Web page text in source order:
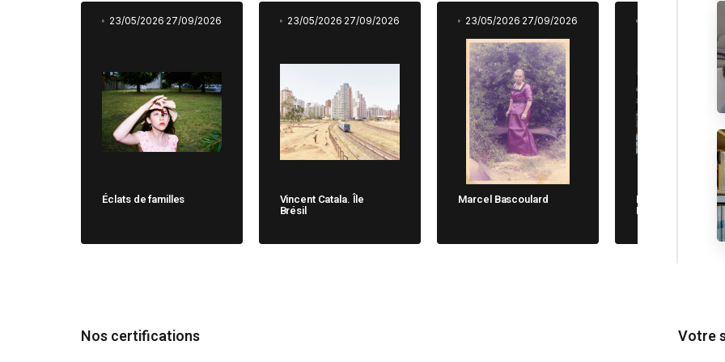
23/05/2026 27/09/2026
Éclats de familles
23/05/2026 27/09/2026
Vincent Catala. Île
Brésil
23/05/2026 27/09/2026
Marcel Bascoulard
27/
Michela Cane. Chi
Non Dimentica
Nos certifications Votre